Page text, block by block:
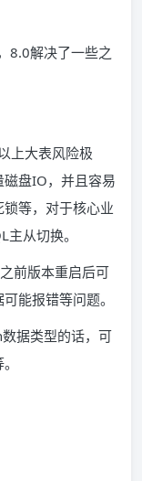
8.0解决了一些之
上大表风险极
盘IO，并且容易
等，对于核心业
从切换。
前版本重启后可
能报错等问题。
据类型的话，可